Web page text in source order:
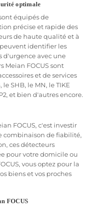
vous comprendrez
d'ouverture et
pour une
contre les
de pointe.
d'Alarme dès
oreilles.
Investissez dans la
votre entreprise dès
d'ouverture haut de
optimale
équipés de
précise et rapide des
de haute qualité et à
identifier les
d'urgence avec une
Meian FOCUS sont
et de services
SHB, le MN, le TIKE
et bien d'autres encore.
FOCUS, c'est investir
combinaison de fiabilité,
ces détecteurs
pour votre domicile ou
vous optez pour la
biens et vos proches
FOCUS